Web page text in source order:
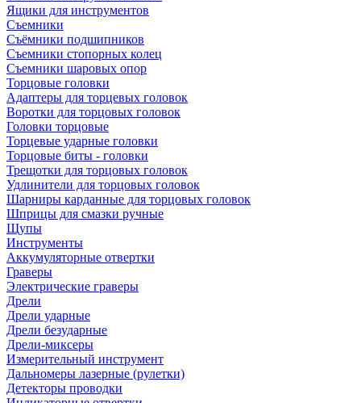
Ящики для инструментов
Съемники
Съёмники подшипников
Съемники стопорных колец
Съемники шаровых опор
Торцовые головки
Адаптеры для торцевых головок
Воротки для торцовых головок
Головки торцовые
Торцевые ударные головки
Торцовые биты - головки
Трещотки для торцовых головок
Удлинители для торцовых головок
Шарниры карданные для торцовых головок
Шприцы для смазки ручные
Щупы
Инструменты
Аккумуляторные отвертки
Граверы
Электрические граверы
Дрели
Дрели ударные
Дрели безударные
Дрели-миксеры
Измерительный инструмент
Дальномеры лазерные (рулетки)
Детекторы проводки